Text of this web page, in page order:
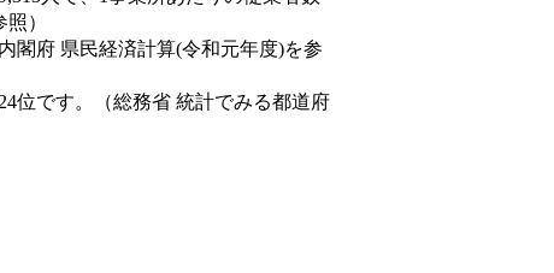
）
閣府 県民経済計算(令和元年度)を参
位です。（総務省 統計でみる都道府